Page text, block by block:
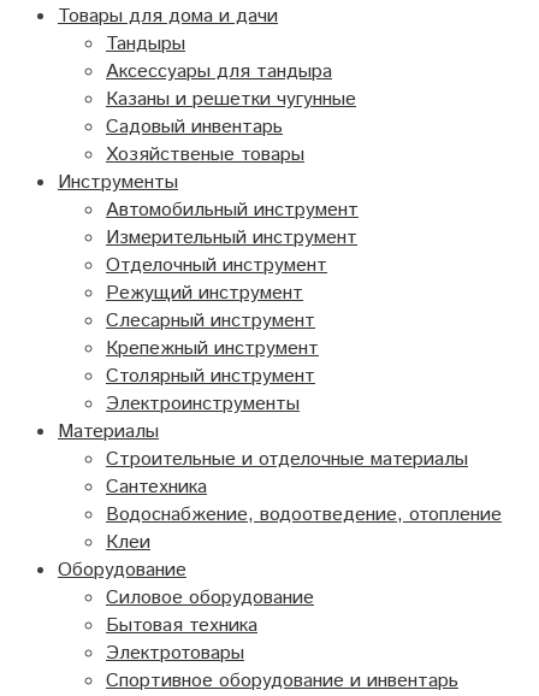
Товары для дома и дачи
Тандыры
Аксессуары для тандыра
Казаны и решетки чугунные
Садовый инвентарь
Хозяйственые товары
Инструменты
Автомобильный инструмент
Измерительный инструмент
Отделочный инструмент
Режущий инструмент
Слесарный инструмент
Крепежный инструмент
Столярный инструмент
Электроинструменты
Материалы
Строительные и отделочные материалы
Сантехника
Водоснабжение, водоотведение, отопление
Клеи
Оборудование
Силовое оборудование
Бытовая техника
Электротовары
Спортивное оборудование и инвентарь